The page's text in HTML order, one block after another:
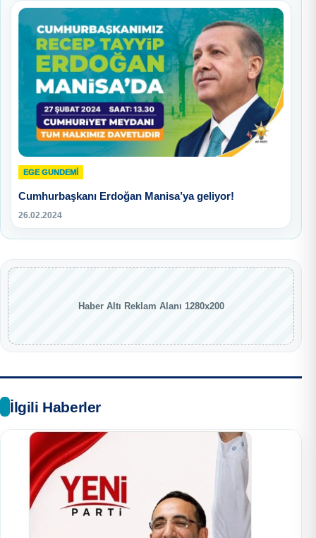
EGE GUNDEMİ
Cumhurbaşkanı Erdoğan Manisa’ya geliyor!
26.02.2024
Haber Altı Reklam Alanı 1280x200
İlgili Haberler